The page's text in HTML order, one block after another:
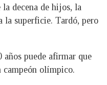
la decena de hijos, la
superficie. Tardó, pero
años puede afirmar que
campeón olímpico.